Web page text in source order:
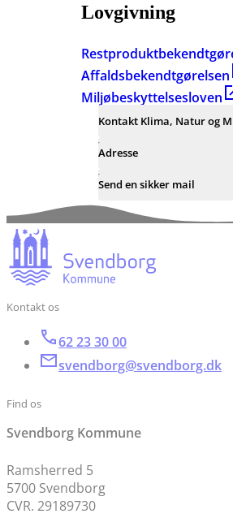
Lovgivning
Affaldsbekendtgørelsen
Miljøbeskyttelsesloven
Kontakt Klima, Natur og
Adresse
Send en sikker mail
Kontakt os
62 23 30 00
svendborg@svendborg.dk
Find os
Svendborg Kommune
Ramsherred 5
5700 Svendborg
CVR. 29189730